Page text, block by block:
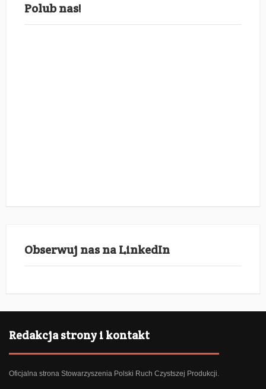
Polub nas!
Obserwuj nas na LinkedIn
Redakcja strony i kontakt
Oficjalna strona Stowarzyszenia Polski Ruch Czystszej Produkcji.